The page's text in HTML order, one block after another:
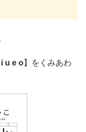
u e o】をくみあわ